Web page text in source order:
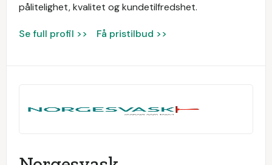
pålitelighet, kvalitet og kundetilfredshet.
Se full profil >> Få pristilbud >>